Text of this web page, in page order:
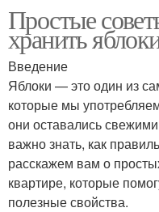
Простые
хранить
Введение
Яблоки — это один из
которые мы
они оставались
важно знать, как
расскажем вам о
квартире, которые
полезные свойства.